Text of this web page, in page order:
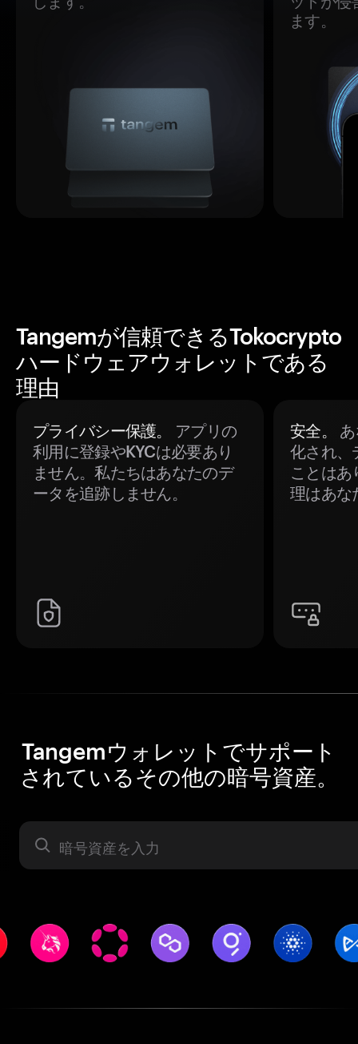
ます。
Tangemが信頼できるTokocrypto
ハードウェアウォレットである
理由
プライバシー保護。
アプリの
利用に登録やKYCは必要あり
ません。私たちはあなたのデ
ータを追跡しません。
安全。
化され、
ことはあ
理はあな
Tangemウォレットでサポート
されているその他の暗号資産。
暗号資産